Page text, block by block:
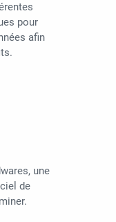
pour
afin
une
de